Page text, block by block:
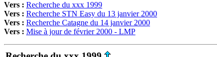
Vers : Recherche du xxx 1999
Vers : Recherche STN Easy du 13 janvier 2000
Vers : Recherche Catagne du 14 janvier 2000
Vers : Mise à jour de février 2000 - LMP